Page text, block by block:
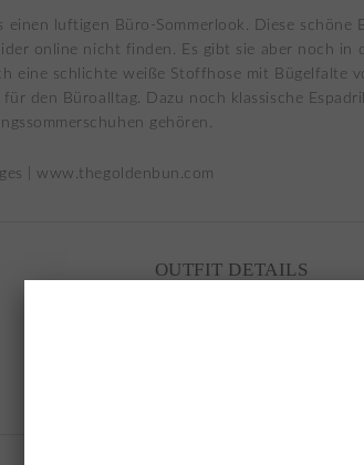
einen luftigen Büro-Sommerlook. Diese schöne
online nicht finden. Es gibt sie aber noch in
eine schlichte weiße Stoffhose mit Bügelfalte
den Büroalltag. Dazu noch klassische
gehören.
OUTFIT DETAILS